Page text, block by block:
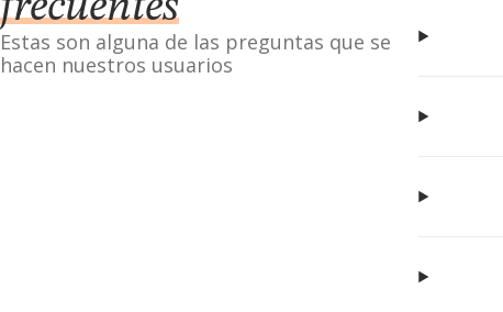
frecuentes
Estas son alguna de las preguntas que se
hacen nuestros usuarios